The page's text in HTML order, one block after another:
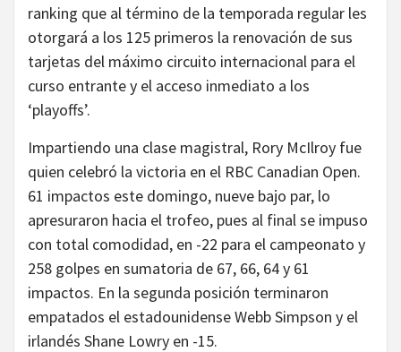
ranking que al término de la temporada regular les
otorgará a los 125 primeros la renovación de sus
tarjetas del máximo circuito internacional para el
curso entrante y el acceso inmediato a los
‘playoffs’.
Impartiendo una clase magistral, Rory McIlroy fue
quien celebró la victoria en el RBC Canadian Open.
61 impactos este domingo, nueve bajo par, lo
apresuraron hacia el trofeo, pues al final se impuso
con total comodidad, en -22 para el campeonato y
258 golpes en sumatoria de 67, 66, 64 y 61
impactos. En la segunda posición terminaron
empatados el estadounidense Webb Simpson y el
irlandés Shane Lowry en -15.